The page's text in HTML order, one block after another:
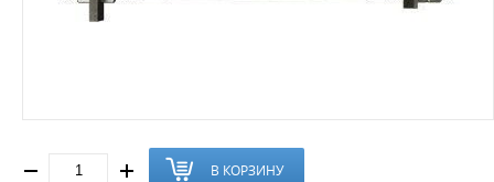
В КОРЗИНУ